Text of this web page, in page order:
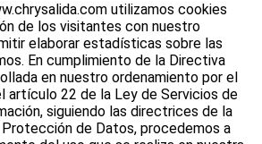
utilizamos cookies
de los visitantes con nuestro
elaborar estadísticas sobre las
En cumplimiento de la Directiva
en nuestro ordenamiento por el
artículo 22 de la Ley de Servicios de
siguiendo las directrices de la
Protección de Datos, procedemos a